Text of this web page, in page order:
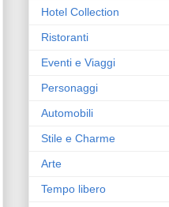
Hotel Collection
Ristoranti
Eventi e Viaggi
Personaggi
Automobili
Stile e Charme
Arte
Tempo libero